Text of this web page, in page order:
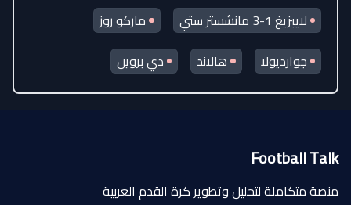
لايبزيغ 1-3 مانشستر ستي
ماركو روز
جوارديولا
هالاند دي بروين
Football Talk
منصة متكاملة لتحليل وتطوير كرة القدم العربية